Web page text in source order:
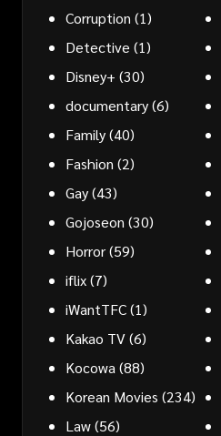
Corruption (1)
Detective (1)
Disney+ (30)
documentary(6)
Family(40)
Fashion (2)
Gay(43)
Gojoseon (30)
Horror(59)
iflix(7)
iWantTFC(1)
Kakao TV(6)
Kocowa (88)
Korean Movies (234)
Law(56)